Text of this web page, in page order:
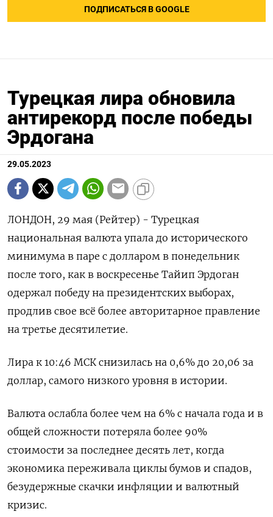
Подписывайтесь на The
Moscow Times в Telegram —
ПОДПИСАТЬСЯ В GOOGLE
Турецкая лира обновила
антирекорд после победы
Эрдогана
29.05.2023
ЛОНДОН, 29 мая (Рейтер) - Турецкая
национальная валюта упала до исторического
минимума в паре с долларом в понедельник
после того, как в воскресенье Тайип Эрдоган
одержал победу на президентских выборах,
продлив свое всё более авторитарное правление
на третье десятилетие.
Лира к 10:46 МСК снизилась на 0,6% до 20,06 за
доллар, самого низкого уровня в истории.
Валюта ослабла более чем на 6% с начала года и в
общей сложности потеряла более 90%
стоимости за последнее десять лет, когда
экономика переживала циклы бумов и спадов,
безудержные скачки инфляции и валютный
кризис.